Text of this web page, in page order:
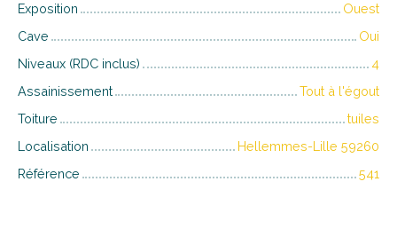
Exposition
Ouest
Cave
Oui
Niveaux (RDC inclus)
4
Assainissement
Tout à l'égout
Toiture
tuiles
Localisation
Hellemmes-Lille 59260
Référence
541